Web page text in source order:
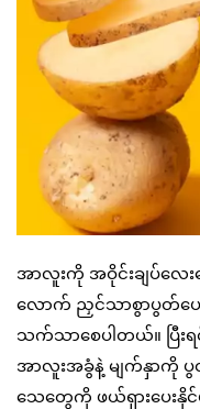
အာလူးကို အဝိုင်းချပ်လေး
လောက် ညှင်သာစွာပွတ်ပေ
သက်သာစေပါတယ်။ ပြီးရ
အာလူးအခွံနဲ့ မျက်နှာကို
သေတွေကို ဖယ်ရှားပေးနို